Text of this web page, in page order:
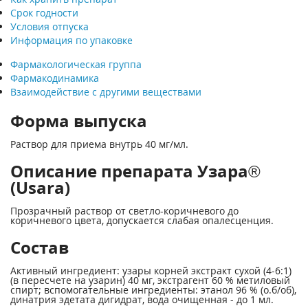
Срок годности
Условия отпуска
Информация по упаковке
Фармакологическая группа
Фармакодинамика
Взаимодействие с другими веществами
Форма выпуска
Раствор для приема внутрь 40 мг/мл.
Описание препарата Узара®
(Usara)
Прозрачный раствор от светло-коричневого до
коричневого цвета, допускается слабая опалесценция.
Состав
Активный ингредиент: узары корней экстракт сухой (4-6:1)
(в пересчете на узарин) 40 мг, экстрагент 60 % метиловый
спирт; вспомогательные ингредиенты: этанол 96 % (о.б/об),
динатрия эдетата дигидрат, вода очищенная - до 1 мл.